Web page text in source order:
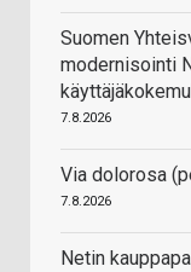
Suomen
modernisointi
7.8.2026
Via dolorosa
7.8.2026
Netin